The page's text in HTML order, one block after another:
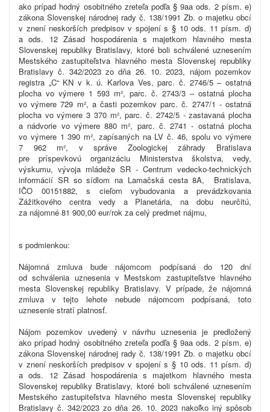
ako prípad hodný osobitného zreteľa podľa § 9aa ods. 2 písm. e)
zákona Slovenskej národnej rady č. 138/1991 Zb. o majetku obcí
v znení neskorších predpisov v spojení s § 10 ods. 11 písm. d)
a ods. 12 Zásad hospodárenia s majetkom hlavného mesta
Slovenskej republiky Bratislavy, ktoré boli schválené uznesením
Mestského zastupiteľstva hlavného mesta Slovenskej republiky
Bratislavy č. 342/2023 zo dňa 26. 10. 2023, nájom pozemkov
registra „C“ KN v k. ú. Karlova Ves, parc. č. 2746/5 – ostatná
plocha vo výmere 1 593 m², parc. č. 2743/3 – ostatná plocha
vo výmere 729 m², a časti pozemkov parc. č. 2747/1 - ostatná
plocha vo výmere 3 370 m², parc. č. 2742/5 - zastavaná plocha
a nádvorie vo výmere 880 m², parc. č. 2741 - ostatná plocha
vo výmere 1 390 m², zapísaných na LV č. 46, spolu vo výmere
7 962 m², v správe Zoologickej záhrady Bratislava
pre príspevkovú organizáciu Ministerstva školstva, vedy,
výskumu, vývoja mládeže SR - Centrum vedecko-technických
informácií SR so sídlom na Lamačská cesta 8A, Bratislava,
IČO 00151882, s cieľom vybudovania a prevádzkovania
Zážitkového centra vedy a Planetária, na dobu neurčitú,
za nájomné 81 900,00 eur/rok za celý predmet nájmu,
s podmienkou:
Nájomná zmluva bude nájomcom podpísaná do 120 dní
od schválenia uznesenia v Mestskom zastupiteľstve hlavného
mesta Slovenskej republiky Bratislavy. V prípade, že nájomná
zmluva v tejto lehote nebude nájomcom podpísaná, toto
uznesenie stratí platnosť.
Nájom pozemkov uvedený v návrhu uznesenia je predložený
ako prípad hodný osobitného zreteľa podľa § 9aa ods. 2 písm. e)
zákona Slovenskej národnej rady č. 138/1991 Zb. o majetku obcí
v znení neskorších predpisov v spojení s § 10 ods. 11 písm. d)
a ods. 12 Zásad hospodárenia s majetkom hlavného mesta
Slovenskej republiky Bratislavy, ktoré boli schválené uznesením
Mestského zastupiteľstva hlavného mesta Slovenskej republiky
Bratislavy č. 342/2023 zo dňa 26. 10. 2023 nakoľko iný spôsob